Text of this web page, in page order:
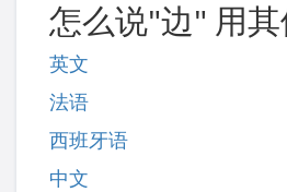
怎么说"边" 用
英文
法语
西班牙语
中文